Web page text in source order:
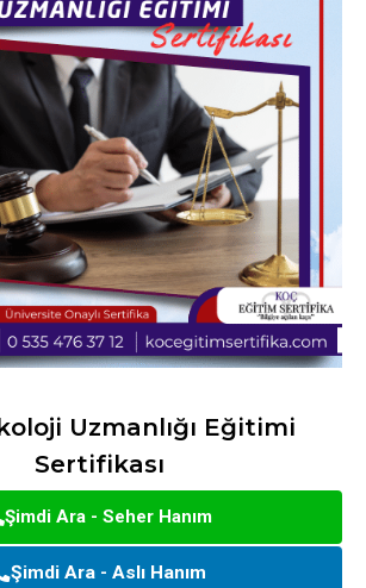
Uzmanlığı Eğitimi
Sertifikası
Şimdi Ara - Seher Hanım
Şimdi Ara - Aslı Hanım